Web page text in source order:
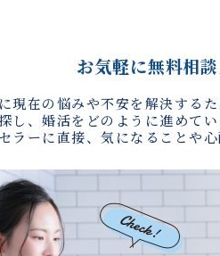
お気軽に無料相
現在の悩みや不安を解決する
し、婚活をどのように進めて
ラーに直接、気になることや